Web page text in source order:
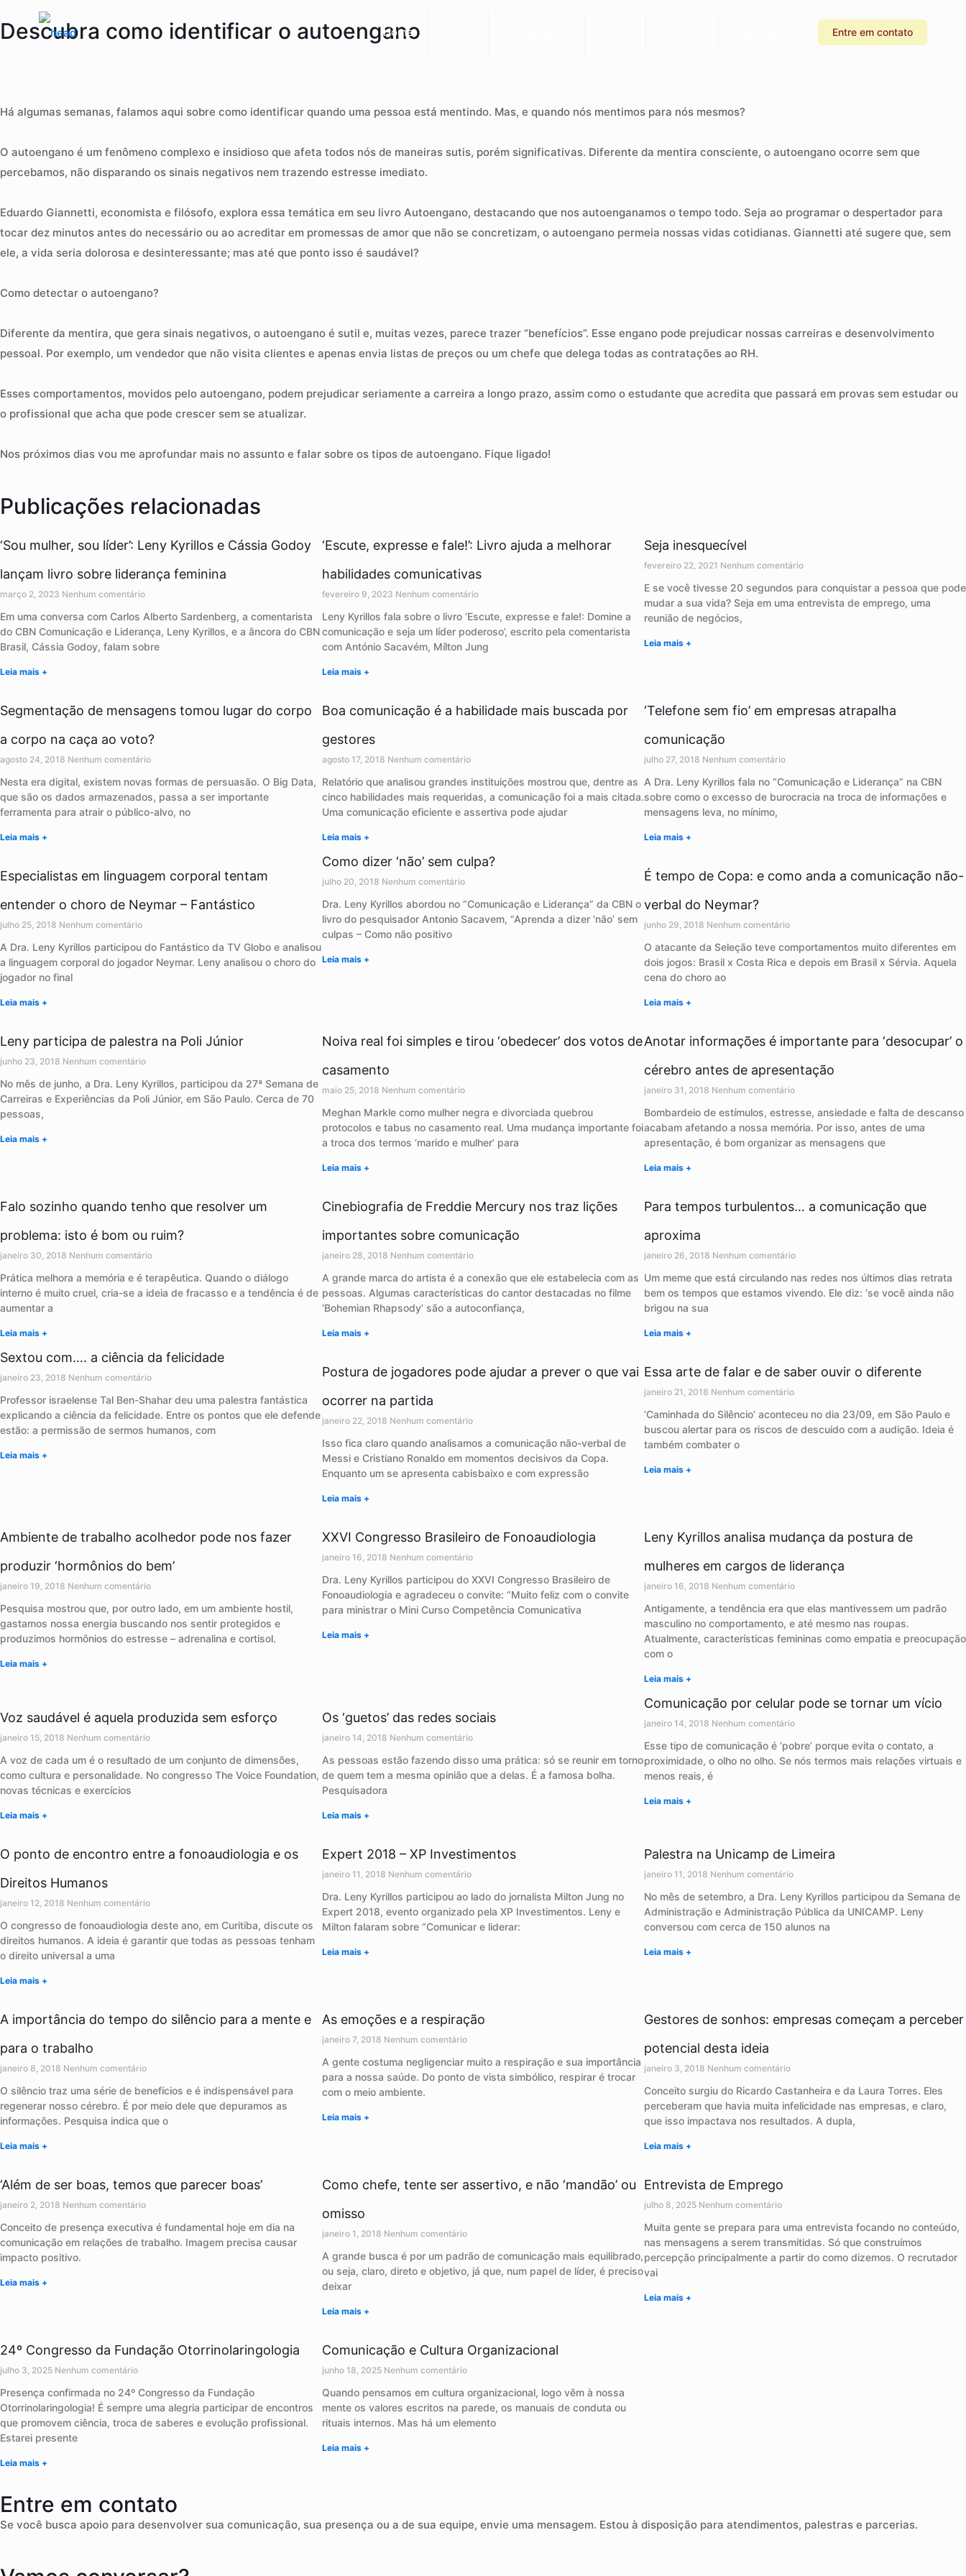
Home Entre em contato
Descubra como identificar o autoengano
Há algumas semanas, falamos aqui sobre como identificar quando uma pessoa está mentindo. Mas, e quando nós mentimos para nós mesmos?
O autoengano é um fenômeno complexo e insidioso que afeta todos nós de maneiras sutis, porém significativas. Diferente da mentira consciente, o autoengano ocorre sem que
percebamos, não disparando os sinais negativos nem trazendo estresse imediato.
Eduardo Giannetti, economista e filósofo, explora essa temática em seu livro Autoengano, destacando que nos autoenganamos o tempo todo. Seja ao programar o despertador para
tocar dez minutos antes do necessário ou ao acreditar em promessas de amor que não se concretizam, o autoengano permeia nossas vidas cotidianas. Giannetti até sugere que, sem
ele, a vida seria dolorosa e desinteressante; mas até que ponto isso é saudável?
Como detectar o autoengano?
Diferente da mentira, que gera sinais negativos, o autoengano é sutil e, muitas vezes, parece trazer “benefícios”. Esse engano pode prejudicar nossas carreiras e desenvolvimento
pessoal. Por exemplo, um vendedor que não visita clientes e apenas envia listas de preços ou um chefe que delega todas as contratações ao RH.
Esses comportamentos, movidos pelo autoengano, podem prejudicar seriamente a carreira a longo prazo, assim como o estudante que acredita que passará em provas sem estudar ou
o profissional que acha que pode crescer sem se atualizar.
Nos próximos dias vou me aprofundar mais no assunto e falar sobre os tipos de autoengano. Fique ligado!
Publicações relacionadas
‘Sou mulher, sou líder’: Leny Kyrillos e Cássia Godoy
lançam livro sobre liderança feminina
março 2, 2023 Nenhum comentário
Em uma conversa com Carlos Alberto Sardenberg, a comentarista
do CBN Comunicação e Liderança, Leny Kyrillos, e a âncora do CBN
Brasil, Cássia Godoy, falam sobre
Leia mais +
‘Escute, expresse e fale!’: Livro ajuda a melhorar
habilidades comunicativas
fevereiro 9, 2023 Nenhum comentário
Leny Kyrillos fala sobre o livro ‘Escute, expresse e fale!: Domine a
comunicação e seja um líder poderoso’, escrito pela comentarista
com António Sacavém, Mílton Jung
Leia mais +
Seja inesquecível
fevereiro 22, 2021 Nenhum comentário
E se você tivesse 20 segundos para conquistar a pessoa que pode
mudar a sua vida? Seja em uma entrevista de emprego, uma
reunião de negócios,
Leia mais +
Segmentação de mensagens tomou lugar do corpo
a corpo na caça ao voto?
agosto 24, 2018 Nenhum comentário
Nesta era digital, existem novas formas de persuasão. O Big Data,
que são os dados armazenados, passa a ser importante
ferramenta para atrair o público-alvo, no
Leia mais +
Boa comunicação é a habilidade mais buscada por
gestores
agosto 17, 2018 Nenhum comentário
Relatório que analisou grandes instituições mostrou que, dentre as
cinco habilidades mais requeridas, a comunicação foi a mais citada.
Uma comunicação eficiente e assertiva pode ajudar
Leia mais +
‘Telefone sem fio’ em empresas atrapalha
comunicação
julho 27, 2018 Nenhum comentário
A Dra. Leny Kyrillos fala no “Comunicação e Liderança” na CBN
sobre como o excesso de burocracia na troca de informações e
mensagens leva, no mínimo,
Leia mais +
Especialistas em linguagem corporal tentam
entender o choro de Neymar – Fantástico
julho 25, 2018 Nenhum comentário
A Dra. Leny Kyrillos participou do Fantástico da TV Globo e analisou
a linguagem corporal do jogador Neymar. Leny analisou o choro do
jogador no final
Leia mais +
Como dizer ‘não’ sem culpa?
julho 20, 2018 Nenhum comentário
Dra. Leny Kyrillos abordou no “Comunicação e Liderança” da CBN o
livro do pesquisador Antonio Sacavem, “Aprenda a dizer ‘não’ sem
culpas – Como não positivo
Leia mais +
É tempo de Copa: e como anda a comunicação não-
verbal do Neymar?
junho 29, 2018 Nenhum comentário
O atacante da Seleção teve comportamentos muito diferentes em
dois jogos: Brasil x Costa Rica e depois em Brasil x Sérvia. Aquela
cena do choro ao
Leia mais +
Leny participa de palestra na Poli Júnior
junho 23, 2018 Nenhum comentário
No mês de junho, a Dra. Leny Kyrillos, participou da 27ª Semana de
Carreiras e Experiências da Poli Júnior, em São Paulo. Cerca de 70
pessoas,
Leia mais +
Noiva real foi simples e tirou ‘obedecer’ dos votos de
casamento
maio 25, 2018 Nenhum comentário
Meghan Markle como mulher negra e divorciada quebrou
protocolos e tabus no casamento real. Uma mudança importante foi
a troca dos termos ‘marido e mulher’ para
Leia mais +
Anotar informações é importante para ‘desocupar’ o
cérebro antes de apresentação
janeiro 31, 2018 Nenhum comentário
Bombardeio de estímulos, estresse, ansiedade e falta de descanso
acabam afetando a nossa memória. Por isso, antes de uma
apresentação, é bom organizar as mensagens que
Leia mais +
Falo sozinho quando tenho que resolver um
problema: isto é bom ou ruim?
janeiro 30, 2018 Nenhum comentário
Prática melhora a memória e é terapêutica. Quando o diálogo
interno é muito cruel, cria-se a ideia de fracasso e a tendência é de
aumentar a
Leia mais +
Cinebiografia de Freddie Mercury nos traz lições
importantes sobre comunicação
janeiro 28, 2018 Nenhum comentário
A grande marca do artista é a conexão que ele estabelecia com as
pessoas. Algumas características do cantor destacadas no filme
‘Bohemian Rhapsody’ são a autoconfiança,
Leia mais +
Para tempos turbulentos… a comunicação que
aproxima
janeiro 26, 2018 Nenhum comentário
Um meme que está circulando nas redes nos últimos dias retrata
bem os tempos que estamos vivendo. Ele diz: ‘se você ainda não
brigou na sua
Leia mais +
Sextou com…. a ciência da felicidade
janeiro 23, 2018 Nenhum comentário
Professor israelense Tal Ben-Shahar deu uma palestra fantástica
explicando a ciência da felicidade. Entre os pontos que ele defende
estão: a permissão de sermos humanos, com
Leia mais +
Postura de jogadores pode ajudar a prever o que vai
ocorrer na partida
janeiro 22, 2018 Nenhum comentário
Isso fica claro quando analisamos a comunicação não-verbal de
Messi e Cristiano Ronaldo em momentos decisivos da Copa.
Enquanto um se apresenta cabisbaixo e com expressão
Leia mais +
Essa arte de falar e de saber ouvir o diferente
janeiro 21, 2018 Nenhum comentário
‘Caminhada do Silêncio’ aconteceu no dia 23/09, em São Paulo e
buscou alertar para os riscos de descuido com a audição. Ideia é
também combater o
Leia mais +
Ambiente de trabalho acolhedor pode nos fazer
produzir ‘hormônios do bem’
janeiro 19, 2018 Nenhum comentário
Pesquisa mostrou que, por outro lado, em um ambiente hostil,
gastamos nossa energia buscando nos sentir protegidos e
produzimos hormônios do estresse – adrenalina e cortisol.
Leia mais +
XXVI Congresso Brasileiro de Fonoaudiologia
janeiro 16, 2018 Nenhum comentário
Dra. Leny Kyrillos participou do XXVI Congresso Brasileiro de
Fonoaudiologia e agradeceu o convite: “Muito feliz com o convite
para ministrar o Mini Curso Competência Comunicativa
Leia mais +
Leny Kyrillos analisa mudança da postura de
mulheres em cargos de liderança
janeiro 16, 2018 Nenhum comentário
Antigamente, a tendência era que elas mantivessem um padrão
masculino no comportamento, e até mesmo nas roupas.
Atualmente, características femininas como empatia e preocupação
com o
Leia mais +
Voz saudável é aquela produzida sem esforço
janeiro 15, 2018 Nenhum comentário
A voz de cada um é o resultado de um conjunto de dimensões,
como cultura e personalidade. No congresso The Voice Foundation,
novas técnicas e exercícios
Leia mais +
Os ‘guetos’ das redes sociais
janeiro 14, 2018 Nenhum comentário
As pessoas estão fazendo disso uma prática: só se reunir em torno
de quem tem a mesma opinião que a delas. É a famosa bolha.
Pesquisadora
Leia mais +
Comunicação por celular pode se tornar um vício
janeiro 14, 2018 Nenhum comentário
Esse tipo de comunicação é ‘pobre’ porque evita o contato, a
proximidade, o olho no olho. Se nós termos mais relações virtuais e
menos reais, é
Leia mais +
O ponto de encontro entre a fonoaudiologia e os
Direitos Humanos
janeiro 12, 2018 Nenhum comentário
O congresso de fonoaudiologia deste ano, em Curitiba, discute os
direitos humanos. A ideia é garantir que todas as pessoas tenham
o direito universal a uma
Leia mais +
Expert 2018 – XP Investimentos
janeiro 11, 2018 Nenhum comentário
Dra. Leny Kyrillos participou ao lado do jornalista Milton Jung no
Expert 2018, evento organizado pela XP Investimentos. Leny e
Milton falaram sobre “Comunicar e liderar:
Leia mais +
Palestra na Unicamp de Limeira
janeiro 11, 2018 Nenhum comentário
No mês de setembro, a Dra. Leny Kyrillos participou da Semana de
Administração e Administração Pública da UNICAMP. Leny
conversou com cerca de 150 alunos na
Leia mais +
A importância do tempo do silêncio para a mente e
para o trabalho
janeiro 8, 2018 Nenhum comentário
O silêncio traz uma série de benefícios e é indispensável para
regenerar nosso cérebro. É por meio dele que depuramos as
informações. Pesquisa indica que o
Leia mais +
As emoções e a respiração
janeiro 7, 2018 Nenhum comentário
A gente costuma negligenciar muito a respiração e sua importância
para a nossa saúde. Do ponto de vista simbólico, respirar é trocar
com o meio ambiente.
Leia mais +
Gestores de sonhos: empresas começam a perceber
potencial desta ideia
janeiro 3, 2018 Nenhum comentário
Conceito surgiu do Ricardo Castanheira e da Laura Torres. Eles
perceberam que havia muita infelicidade nas empresas, e claro,
que isso impactava nos resultados. A dupla,
Leia mais +
‘Além de ser boas, temos que parecer boas’
janeiro 2, 2018 Nenhum comentário
Conceito de presença executiva é fundamental hoje em dia na
comunicação em relações de trabalho. Imagem precisa causar
impacto positivo.
Leia mais +
Como chefe, tente ser assertivo, e não ‘mandão’ ou
omisso
janeiro 1, 2018 Nenhum comentário
A grande busca é por um padrão de comunicação mais equilibrado,
ou seja, claro, direto e objetivo, já que, num papel de líder, é preciso
deixar
Leia mais +
Entrevista de Emprego
julho 8, 2025 Nenhum comentário
Muita gente se prepara para uma entrevista focando no conteúdo,
nas mensagens a serem transmitidas. Só que construímos
percepção principalmente a partir do como dizemos. O recrutador
vai
Leia mais +
24º Congresso da Fundação Otorrinolaringologia
julho 3, 2025 Nenhum comentário
Presença confirmada no 24º Congresso da Fundação
Otorrinolaringologia! É sempre uma alegria participar de encontros
que promovem ciência, troca de saberes e evolução profissional.
Estarei presente
Leia mais +
Comunicação e Cultura Organizacional
junho 18, 2025 Nenhum comentário
Quando pensamos em cultura organizacional, logo vêm à nossa
mente os valores escritos na parede, os manuais de conduta ou
rituais internos. Mas há um elemento
Leia mais +
Entre em contato
Se você busca apoio para desenvolver sua comunicação, sua presença ou a de sua equipe, envie uma mensagem. Estou à disposição para atendimentos, palestras e parcerias.